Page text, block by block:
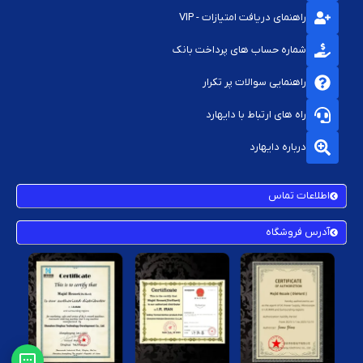
نصب برخی قطعات نیاز به مهارت فنی دارد، از کمک متخصص استفاده کنید
راهنمای دریافت امتیازات - VIP
شماره حساب های پرداخت بانک
راهنمایی سوالات پر تکرار
راه های ارتباط با دایهارد
درباره دایهارد
اطلاعات تماس
آدرس فروشگاه